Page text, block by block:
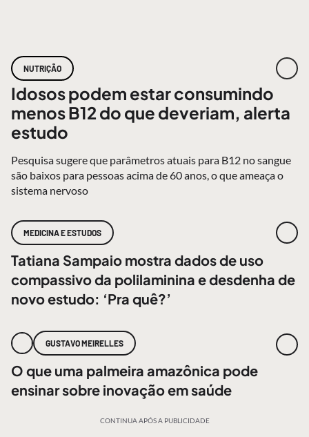
NUTRIÇÃO
Idosos podem estar consumindo
menos B12 do que deveriam, alerta
estudo
Pesquisa sugere que parâmetros atuais para B12 no sangue
são baixos para pessoas acima de 60 anos, o que ameaça o
sistema nervoso
MEDICINA E ESTUDOS
Tatiana Sampaio mostra dados de uso
compassivo da polilaminina e desdenha de
novo estudo: ‘Pra quê?’
GUSTAVO MEIRELLES
O que uma palmeira amazônica pode
ensinar sobre inovação em saúde
CONTINUA APÓS A PUBLICIDADE